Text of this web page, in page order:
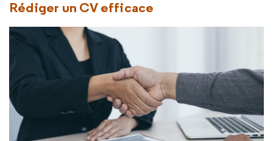
Rédiger un CV efficace